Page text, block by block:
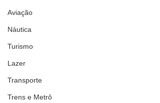
Aviação
Náutica
Turismo
Lazer
Transporte
Trens e Metrô